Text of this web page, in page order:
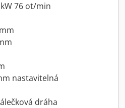
76 ot/min
nastavitelná
dráha